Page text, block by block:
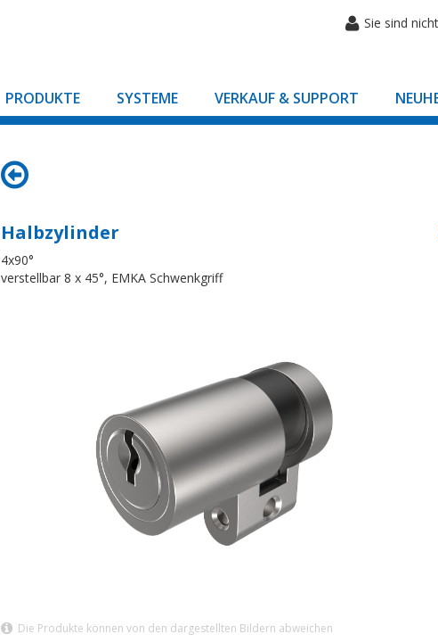
Sie sind
PRODUKTE SYSTEME VERKAUF & SUPPORT
Halbzylinder
4x90°
verstellbar 8 x 45°, EMKA Schwenkgriff
Die Produkte können von den dargestellten Bildern abweichen